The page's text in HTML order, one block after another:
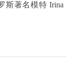
斯著名模特 Irina